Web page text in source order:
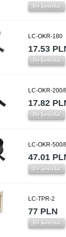
Do koszyka
LC-OKR-180
17.53
Do koszyka
LC-OKR-200/
17.82
Do koszyka
LC-OKR-500/
47.01
Do koszyka
LC-TPR-2
77 PLN
Do koszyka